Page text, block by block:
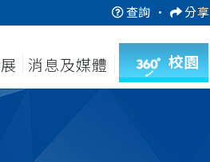
查詢 · 分享
消息及媒體 校園